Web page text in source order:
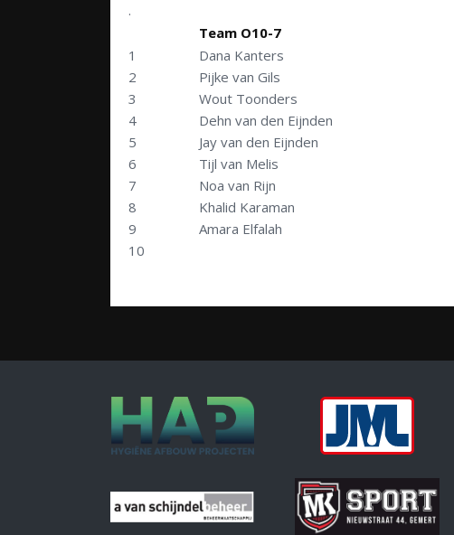
.
Team O10-7
1
Dana Kanters
2
Pijke van Gils
3
Wout Toonders
4
Dehn van den Eijnden
5
Jay van den Eijnden
6
Tijl van Melis
7
Noa van Rijn
8
Khalid Karaman
9
Amara Elfalah
10